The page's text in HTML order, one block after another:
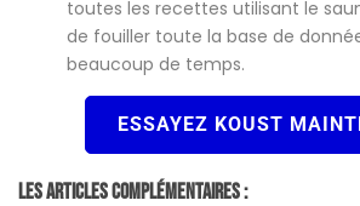
toutes les recettes utilisant le
de fouiller toute la base de
beaucoup de temps.
ESSAYEZ KOUST
Les Articles Complémentaires :